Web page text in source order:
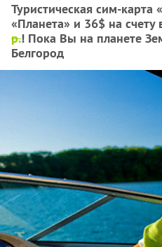
Туристическая сим-карта
«Планета» и 36$ на счету
р.! Пока Вы на планете
Белгород